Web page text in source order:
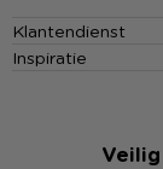
Klantendienst
Inspiratie